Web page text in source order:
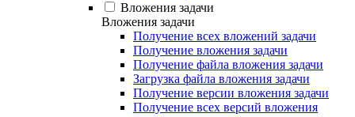
Вложения задачи
Вложения задачи
Получение всех вложений задачи
Получение вложения задачи
Получение файла вложения задачи
Загрузка файла вложения задачи
Получение версии вложения задачи
Получение всех версий вложения